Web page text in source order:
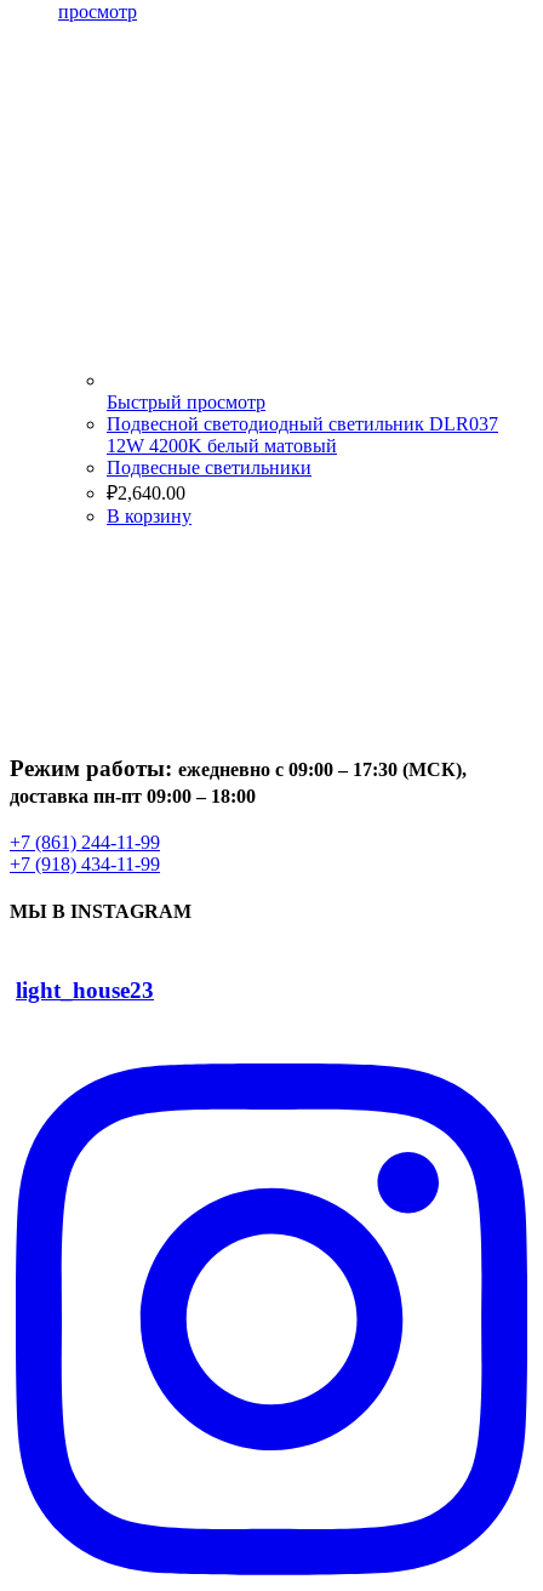
просмотр
Быстрый просмотр
Подвесной светодиодный светильник DLR037
12W 4200K белый матовый
Подвесные светильники
₽2,640.00
В корзину
Режим работы: ежедневно с 09:00 – 17:30 (МСК),
доставка пн-пт 09:00 – 18:00
+7 (861) 244-11-99
+7 (918) 434-11-99
МЫ В INSTAGRAM
light_house23